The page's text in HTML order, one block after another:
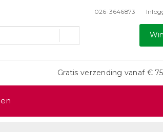
026-3646873
Gratis verzending vanaf €